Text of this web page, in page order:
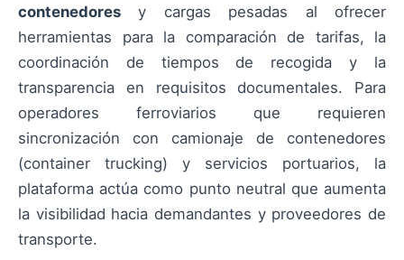
contenedores y cargas pesadas al ofrecer
herramientas para la comparación de tarifas, la
coordinación de tiempos de recogida y la
transparencia en requisitos documentales. Para
operadores ferroviarios que requieren
sincronización con camionaje de contenedores
(container trucking) y servicios portuarios, la
plataforma actúa como punto neutral que aumenta
la visibilidad hacia demandantes y proveedores de
transporte.